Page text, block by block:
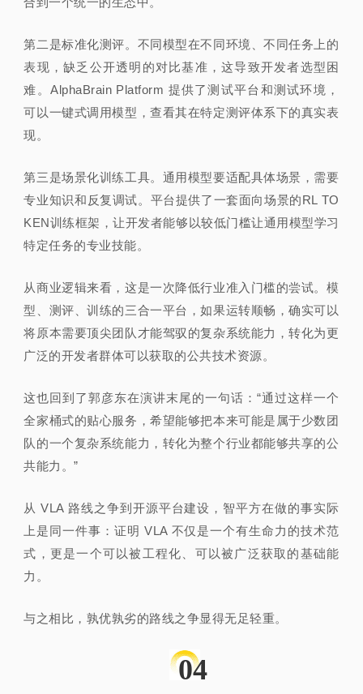
第二是标准化测评。不同模型在不同环境、不同任务上的
表现，缺乏公开透明的对比基准，这导致开发者选型困
难。AlphaBrain Platform 提供了测试平台和测试环境，
可以一键式调用模型，查看其在特定测评体系下的真实表
现。
第三是场景化训练工具。通用模型要适配具体场景，需要
专业知识和反复调试。平台提供了一套面向场景的RL TO
KEN训练框架，让开发者能够以较低门槛让通用模型学习
特定任务的专业技能。
从商业逻辑来看，这是一次降低行业准入门槛的尝试。模
型、测评、训练的三合一平台，如果运转顺畅，确实可以
将原本需要顶尖团队才能驾驭的复杂系统能力，转化为更
广泛的开发者群体可以获取的公共技术资源。
这也回到了郭彦东在演讲末尾的一句话：“通过这样一个
全家桶式的贴心服务，希望能够把本来可能是属于少数团
队的一个复杂系统能力，转化为整个行业都能够共享的公
共能力。”
从 VLA 路线之争到开源平台建设，智平方在做的事实际
上是同一件事：证明 VLA 不仅是一个有生命力的技术范
式，更是一个可以被工程化、可以被广泛获取的基础能
力。
与之相比，孰优孰劣的路线之争显得无足轻重。
04